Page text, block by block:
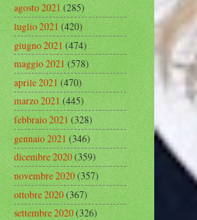
agosto 2021(285)
luglio 2021(420)
giugno 2021(474)
maggio 2021(578)
aprile 2021(470)
marzo 2021(445)
febbraio 2021(328)
gennaio 2021(346)
dicembre 2020(359)
novembre 2020(357)
ottobre 2020(367)
settembre 2020(326)